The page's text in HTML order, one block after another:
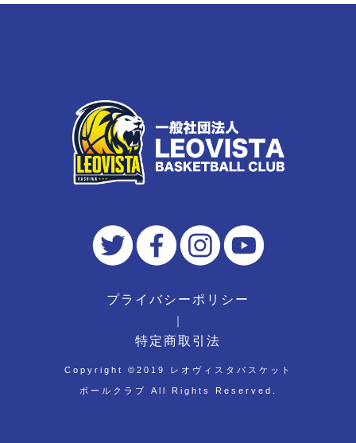
プライバシーポリシー
｜
特定商取引法
Copyright ©︎2019 レオヴィスタバスケット
ボールクラブ All Rights Reserved.